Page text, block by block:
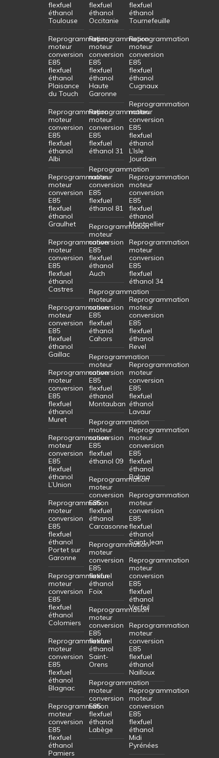
flexfuel
éthanol
Toulouse
Reprogrammation
moteur
conversion
E85
flexfuel
éthanol
Plaisance
du Touch
Reprogrammation
moteur
conversion
E85
flexfuel
éthanol
Albi
Reprogrammation
moteur
conversion
E85
flexfuel
éthanol
Graulhet
Reprogrammation
moteur
conversion
E85
flexfuel
éthanol
Castres
Reprogrammation
moteur
conversion
E85
flexfuel
éthanol
Gaillac
Reprogrammation
moteur
conversion
E85
flexfuel
éthanol
Muret
Reprogrammation
moteur
conversion
E85
flexfuel
éthanol
L’Union
Reprogrammation
moteur
conversion
E85
flexfuel
éthanol
Portet sur
Garonne
Reprogrammation
moteur
conversion
E85
flexfuel
éthanol
Colomiers
Reprogrammation
moteur
conversion
E85
flexfuel
éthanol
Blagnac
Reprogrammation
moteur
conversion
E85
flexfuel
éthanol
Pamiers
flexfuel
éthanol
Occitanie
Reprogrammation
moteur
conversion
E85
flexfuel
éthanol
Haute
Garonne
Reprogrammation
moteur
conversion
E85
flexfuel
éthanol 31
Reprogrammation
moteur
conversion
E85
flexfuel
éthanol 81
Reprogrammation
moteur
conversion
E85
flexfuel
éthanol
Auch
Reprogrammation
moteur
conversion
E85
flexfuel
éthanol
Cahors
Reprogrammation
moteur
conversion
E85
flexfuel
éthanol
Montauban
Reprogrammation
moteur
conversion
E85
flexfuel
éthanol 09
Reprogrammation
moteur
conversion
E85
flexfuel
éthanol
Carcasonne
Reprogrammation
moteur
conversion
E85
flexfuel
éthanol
Foix
Reprogrammation
moteur
conversion
E85
flexfuel
éthanol
Saint-
Orens
Reprogrammation
moteur
conversion
E85
flexfuel
éthanol
Labège
flexfuel
éthanol
Tournefeuille
Reprogrammation
moteur
conversion
E85
flexfuel
éthanol
Cugnaux
Reprogrammation
moteur
conversion
E85
flexfuel
éthanol
L’Isle
Jourdain
Reprogrammation
moteur
conversion
E85
flexfuel
éthanol
Montpellier
Reprogrammation
moteur
conversion
E85
flexfuel
éthanol 34
Reprogrammation
moteur
conversion
E85
flexfuel
éthanol
Revel
Reprogrammation
moteur
conversion
E85
flexfuel
éthanol
Lavaur
Reprogrammation
moteur
conversion
E85
flexfuel
éthanol
Balma
Reprogrammation
moteur
conversion
E85
flexfuel
éthanol
Saint-Jean
Reprogrammation
moteur
conversion
E85
flexfuel
éthanol
Verfeil
Reprogrammation
moteur
conversion
E85
flexfuel
éthanol
Nailloux
Reprogrammation
moteur
conversion
E85
flexfuel
éthanol
Midi
Pyrénées